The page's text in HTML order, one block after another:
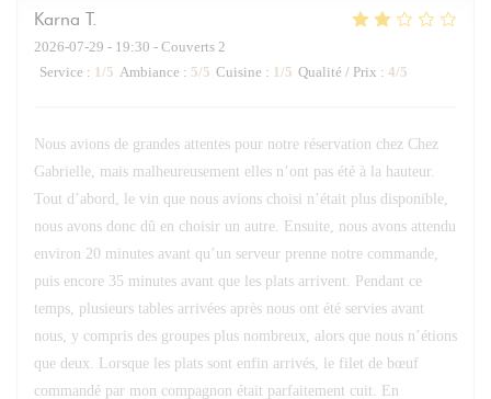
Karna T
2026-07-29 - 19:30 - Couverts 2
Service : 1/5 Ambiance : 5/5 Cuisine : 1/5 Qualité / Prix : 4/5
Nous avions de grandes attentes pour notre réservation chez Chez
Gabrielle, mais malheureusement elles n’ont pas été à la hauteur.
Tout d’abord, le vin que nous avions choisi n’était plus disponible,
nous avons donc dû en choisir un autre. Ensuite, nous avons attendu
environ 20 minutes avant qu’un serveur prenne notre commande,
puis encore 35 minutes avant que les plats arrivent. Pendant ce
temps, plusieurs tables arrivées après nous ont été servies avant
nous, y compris des groupes plus nombreux, alors que nous n’étions
que deux. Lorsque les plats sont enfin arrivés, le filet de bœuf
commandé par mon compagnon était parfaitement cuit. En